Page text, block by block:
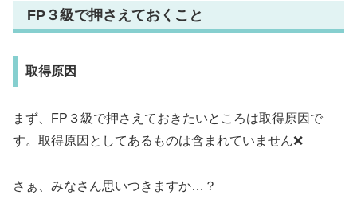
FP３級で押さえておくこと
取得原因
まず、FP３級で押さえておきたいところは取得原因で
す。取得原因としてあるものは含まれていません❌
さぁ、みなさん思いつきますか…？